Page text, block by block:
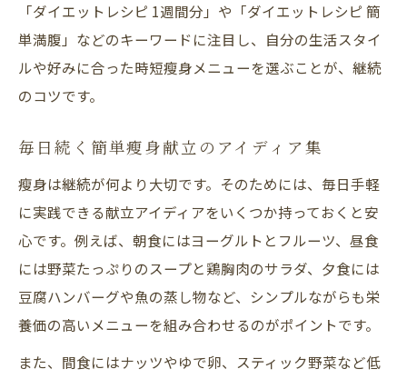
「ダイエットレシピ 1週間分」や「ダイエットレシピ 簡
単満腹」などのキーワードに注目し、自分の生活スタイ
ルや好みに合った時短瘦身メニューを選ぶことが、継続
のコツです。
毎日続く簡単瘦身献立のアイディア集
瘦身は継続が何より大切です。そのためには、毎日手軽
に実践できる献立アイディアをいくつか持っておくと安
心です。例えば、朝食にはヨーグルトとフルーツ、昼食
には野菜たっぷりのスープと鶏胸肉のサラダ、夕食には
豆腐ハンバーグや魚の蒸し物など、シンプルながらも栄
養価の高いメニューを組み合わせるのがポイントです。
また、間食にはナッツやゆで卵、スティック野菜など低